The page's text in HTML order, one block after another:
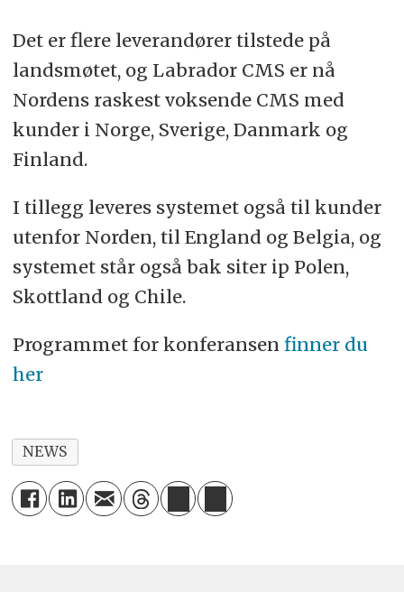
Det er flere leverandører tilstede på
landsmøtet, og Labrador CMS er nå
Nordens raskest voksende CMS med
kunder i Norge, Sverige, Danmark og
Finland.
I tillegg leveres systemet også til kunder
utenfor Norden, til England og Belgia, og
systemet står også bak siter ip Polen,
Skottland og Chile.
Programmet for konferansen finner du
her
NEWS